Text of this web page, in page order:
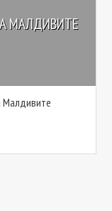
МАЛДИВИТЕ
Малдивите